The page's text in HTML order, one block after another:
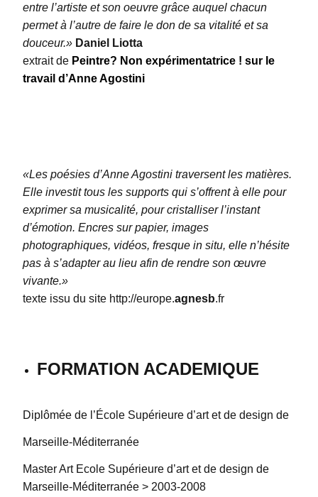
entre l’artiste et son oeuvre grâce auquel chacun
permet à l’autre de faire le don de sa vitalité et sa
douceur.» Daniel Liotta
extrait de Peintre? Non expérimentatrice ! sur le
travail d’Anne Agostini
«Les poésies d’Anne Agostini traversent les matières.
Elle investit tous les supports qui s’offrent à elle pour
exprimer sa musicalité, pour cristalliser l’instant
d’émotion. Encres sur papier, images
photographiques, vidéos, fresque in situ, elle n’hésite
pas à s’adapter au lieu afin de rendre son œuvre
vivante.»
texte issu du site http://europe.agnesb.fr
FORMATION ACADEMIQUE
Diplômée de l’École Supérieure d’art et de design de
Marseille-Méditerranée
Master ArtEcole Supérieure d’art et de design de
Marseille-Méditerranée > 2003-2008